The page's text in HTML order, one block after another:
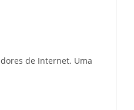
de Internet. Uma